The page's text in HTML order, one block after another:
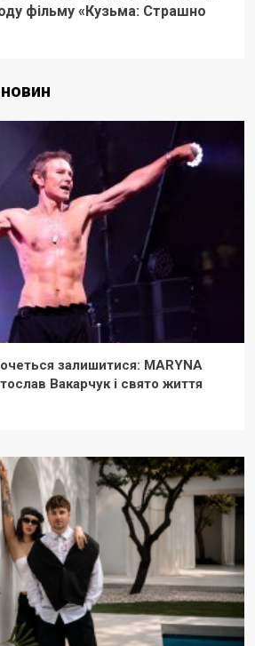
фільму «Кузьма: Страшно
залишитися: MARYNA
Вакарчук і свято життя